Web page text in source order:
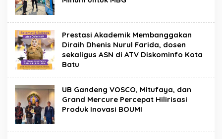
Prestasi Akademik Membanggakan
Diraih Dhenis Nurul Farida, dosen
sekaligus ASN di ATV Diskominfo Kota
Batu
UB Gandeng VOSCO, Mitufaya, dan
Grand Mercure Percepat Hilirisasi
Produk Inovasi BOUMI